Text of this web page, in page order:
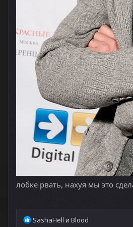
лобке рвать, нахуя мы это
Р
SashaHell и Blood